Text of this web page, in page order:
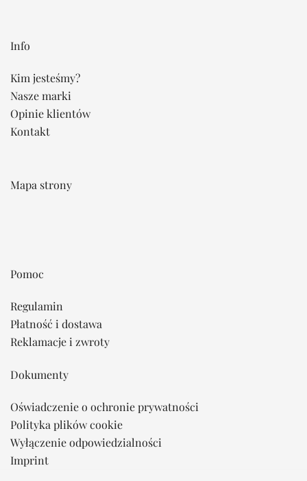
Info
Kim jesteśmy?
Nasze marki
Opinie klientów
Kontakt
Mapa strony
Pomoc
Regulamin
Płatność i dostawa
Reklamacje i zwroty
Dokumenty
Oświadczenie o ochronie prywatności
Polityka plików cookie
Wyłączenie odpowiedzialności
Imprint